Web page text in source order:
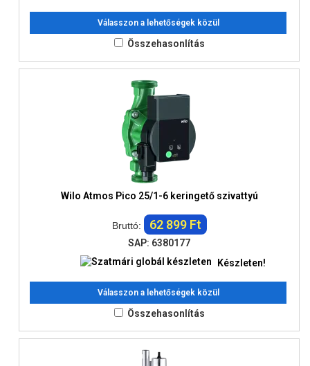
Válasszon a lehetőségek közül
Összehasonlítás
Wilo Atmos Pico 25/1-6 keringető szivattyú
Bruttó: 62 899 Ft
SAP: 6380177
Készleten!
Válasszon a lehetőségek közül
Összehasonlítás